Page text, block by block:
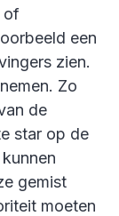
of
een
zien.
Zo
de
star op de
gemist
moeten